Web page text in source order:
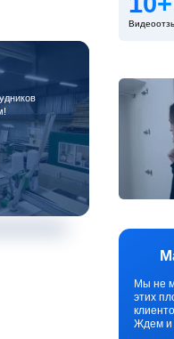
Мы не
этих
Ждем и